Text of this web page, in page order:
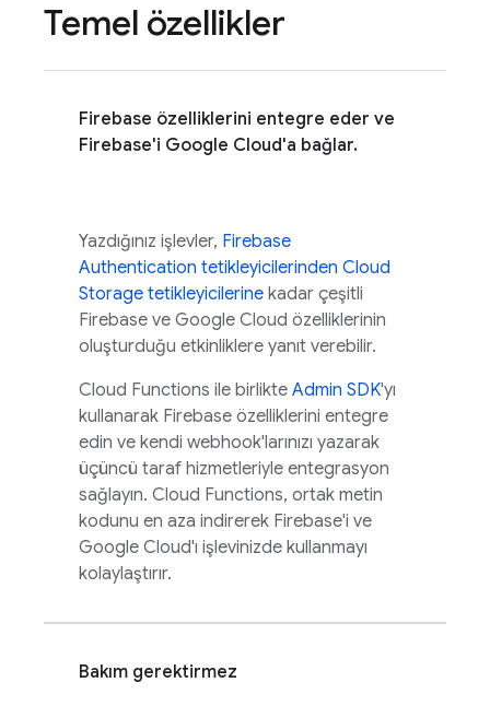
Temel özellikler
Firebase özelliklerini entegre eder ve
Firebase'i Google Cloud'a bağlar.
Yazdığınız işlevler, Firebase
Authentication tetikleyicilerinden Cloud
Storage tetikleyicilerine kadar çeşitli
Firebase ve Google Cloud özelliklerinin
oluşturduğu etkinliklere yanıt verebilir.
Cloud Functions ile birlikte Admin SDK'yı
kullanarak Firebase özelliklerini entegre
edin ve kendi webhook'larınızı yazarak
üçüncü taraf hizmetleriyle entegrasyon
sağlayın. Cloud Functions, ortak metin
kodunu en aza indirerek Firebase'i ve
Google Cloud'ı işlevinizde kullanmayı
kolaylaştırır.
Bakım gerektirmez